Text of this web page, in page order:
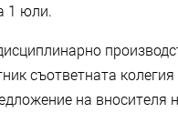
1 юли.
съответната
на вносителя